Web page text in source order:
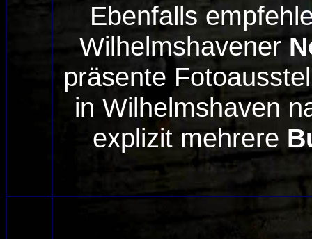
Ebenfalls
Wilhelmshavener
präsente
in Wilhelmshaven
explizit mehrere